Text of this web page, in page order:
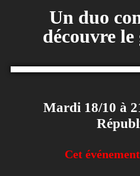
Un duo
découvre
Mardi 18/10 à
Cet